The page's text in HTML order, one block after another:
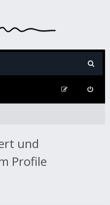
und
Profile